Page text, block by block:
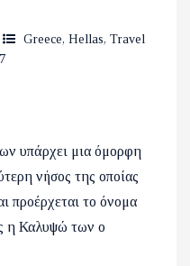
Greece, Hellas, Travel
υπάρχει μια όμορφη
νήσος της οποίας
προέρχεται το όνομα
η Καλυψώ των ο